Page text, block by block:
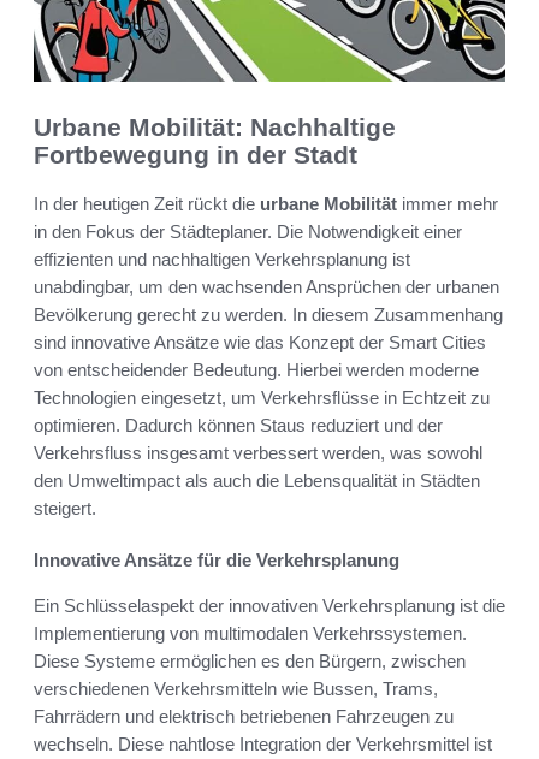
Urbane Mobilität: Nachhaltige
Fortbewegung in der Stadt
In der heutigen Zeit rückt die urbane Mobilität immer mehr
in den Fokus der Städteplaner. Die Notwendigkeit einer
effizienten und nachhaltigen Verkehrsplanung ist
unabdingbar, um den wachsenden Ansprüchen der urbanen
Bevölkerung gerecht zu werden. In diesem Zusammenhang
sind innovative Ansätze wie das Konzept der Smart Cities
von entscheidender Bedeutung. Hierbei werden moderne
Technologien eingesetzt, um Verkehrsflüsse in Echtzeit zu
optimieren. Dadurch können Staus reduziert und der
Verkehrsfluss insgesamt verbessert werden, was sowohl
den Umweltimpact als auch die Lebensqualität in Städten
steigert.
Innovative Ansätze für die Verkehrsplanung
Ein Schlüsselaspekt der innovativen Verkehrsplanung ist die
Implementierung von multimodalen Verkehrssystemen.
Diese Systeme ermöglichen es den Bürgern, zwischen
verschiedenen Verkehrsmitteln wie Bussen, Trams,
Fahrrädern und elektrisch betriebenen Fahrzeugen zu
wechseln. Diese nahtlose Integration der Verkehrsmittel ist